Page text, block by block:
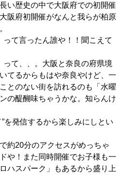
い歴史の中で大阪府での初開催
阪府初開催がなんと我らが柏原
って言ったん誰や！！聞こえて
って、、。大阪と奈良の府県境
てるからもはや奈良やけど、一
とのない街を訪れるのも「水曜
の醍醐味ちゃうかな。知らんけ
を発信するから楽しみにしとい
約20分のアクセスがめっちゃ
や！また同時開催でお子様も一
ハスパーク」もあるから盛り上